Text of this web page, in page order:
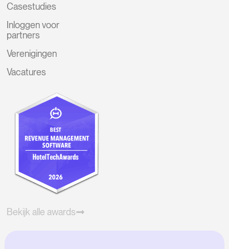
Casestudies
Inloggen voor
partners
Verenigingen
Vacatures
Bekijk alle awards